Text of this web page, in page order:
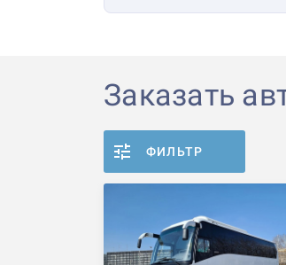
Заказать
ФИЛЬТР